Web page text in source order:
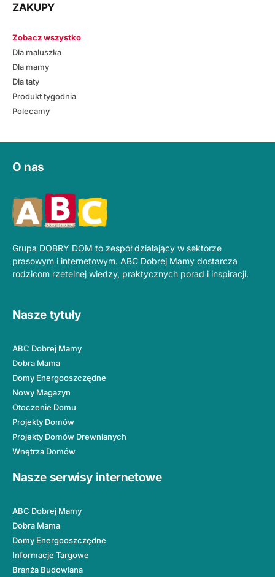
ZAKUPY
Zobacz wszystko
Dla maluszka
Dla mamy
Dla taty
Produkt tygodnia
Polecamy
O nas
Grupa DOBRY DOM to zespół działający w sektorze
prasowym i internetowym. ABC Dobrej Mamy dostarcza
rodzicom rzetelnej wiedzy, praktycznych porad i inspiracji.
Nasze tytuły
ABC Dobrej Mamy
Dobra Mama
Domy Energooszczędne
Nowy Magazyn
Otoczenie Domu
Projekty Domów
Projekty Domów Drewnianych
Wnętrza Domów
Nasze serwisy internetowe
ABC Dobrej Mamy
Dobra Mama
Domy Energooszczędne
Informacje Targowe
Branża Budowlana